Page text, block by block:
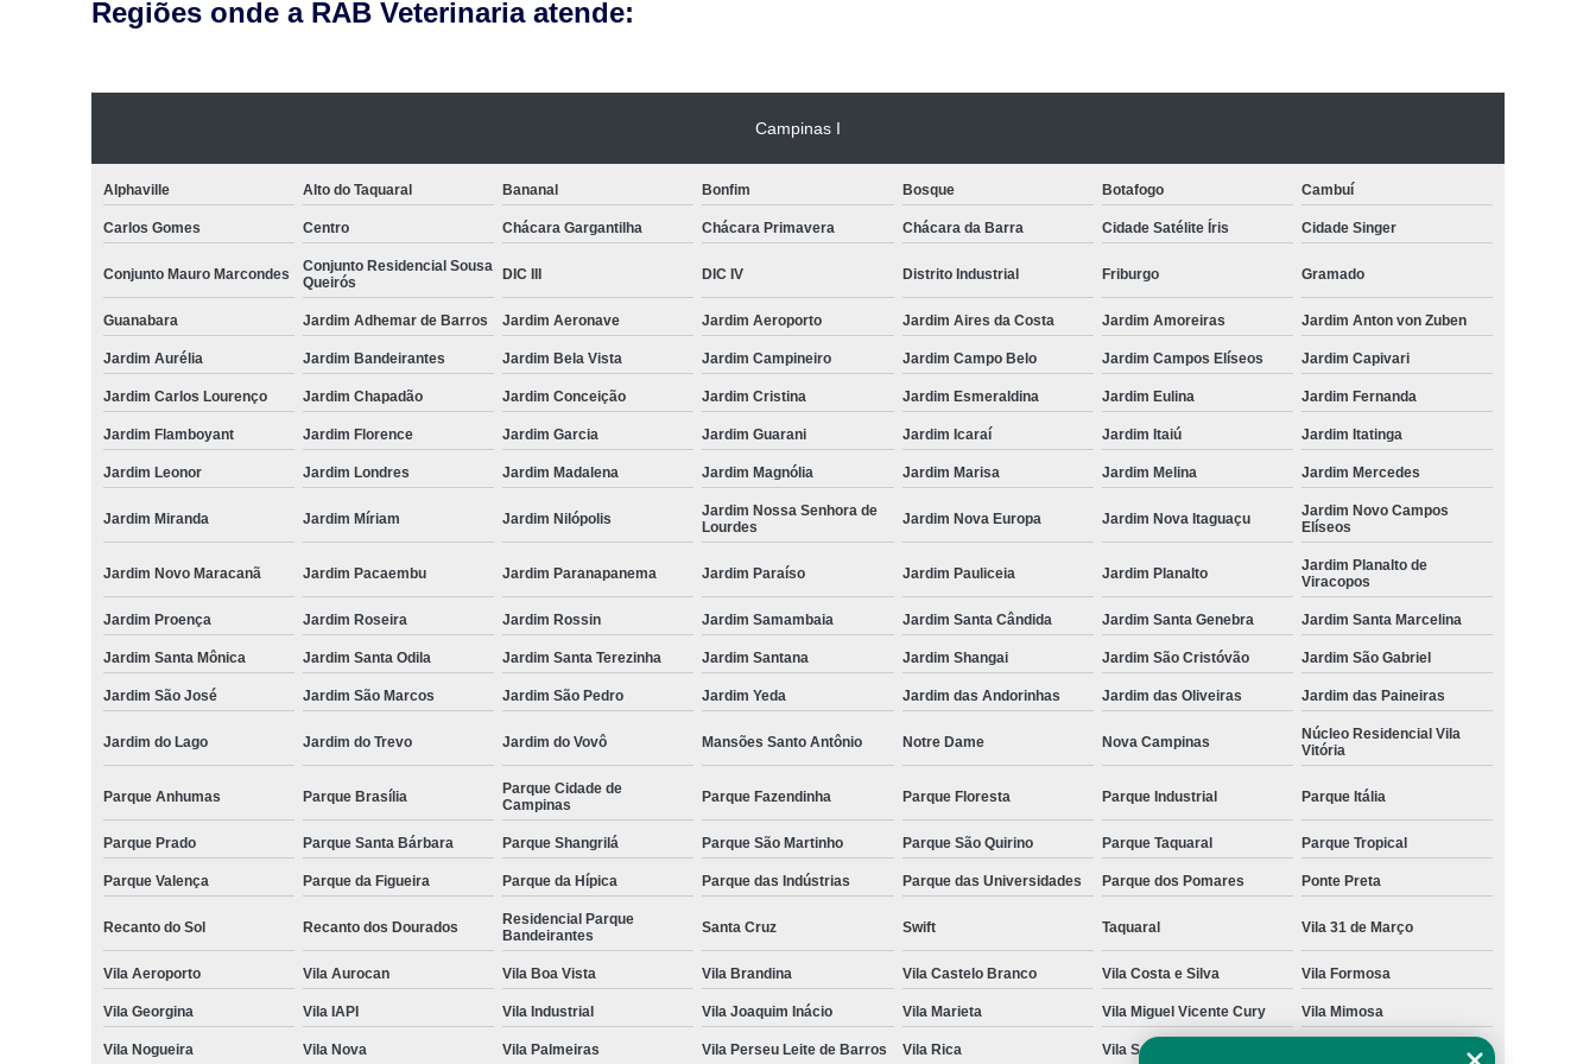
Regiões onde a RAB Veterinaria atende:
Campinas I
Alphaville Alto do Taquaral Bananal Bonfim Bosque Botafogo Cambuí
Carlos Gomes Centro Chácara Gargantilha Chácara Primavera Chácara da Barra Cidade Satélite Íris Cidade Singer
Conjunto Mauro Marcondes
Conjunto Residencial Sousa
Queirós
DIC III DIC IV Distrito Industrial Friburgo Gramado
Guanabara Jardim Adhemar de Barros Jardim Aeronave Jardim Aeroporto Jardim Aires da Costa Jardim Amoreiras Jardim Anton von Zuben
Jardim Aurélia Jardim Bandeirantes Jardim Bela Vista Jardim Campineiro Jardim Campo Belo Jardim Campos Elíseos Jardim Capivari
Jardim Carlos Lourenço Jardim Chapadão Jardim Conceição Jardim Cristina Jardim Esmeraldina Jardim Eulina Jardim Fernanda
Jardim Flamboyant Jardim Florence Jardim Garcia Jardim Guarani Jardim Icaraí Jardim Itaiú Jardim Itatinga
Jardim Leonor Jardim Londres Jardim Madalena Jardim Magnólia Jardim Marisa Jardim Melina Jardim Mercedes
Jardim Miranda Jardim Míriam Jardim Nilópolis
Jardim Nossa Senhora de
Lourdes
Jardim Nova Europa Jardim Nova Itaguaçu
Jardim Novo Campos
Elíseos
Jardim Novo Maracanã Jardim Pacaembu Jardim Paranapanema Jardim Paraíso Jardim Pauliceia Jardim Planalto
Jardim Planalto de
Viracopos
Jardim Proença Jardim Roseira Jardim Rossin Jardim Samambaia Jardim Santa Cândida Jardim Santa Genebra Jardim Santa Marcelina
Jardim Santa Mônica Jardim Santa Odila Jardim Santa Terezinha Jardim Santana Jardim Shangai Jardim São Cristóvão Jardim São Gabriel
Jardim São José Jardim São Marcos Jardim São Pedro Jardim Yeda Jardim das Andorinhas Jardim das Oliveiras Jardim das Paineiras
Jardim do Lago Jardim do Trevo Jardim do Vovô Mansões Santo Antônio Notre Dame Nova Campinas
Núcleo Residencial Vila
Vitória
Parque Anhumas Parque Brasília
Parque Cidade de
Campinas
Parque Fazendinha Parque Floresta Parque Industrial Parque Itália
Parque Prado Parque Santa Bárbara Parque Shangrilá Parque São Martinho Parque São Quirino Parque Taquaral Parque Tropical
Parque Valença Parque da Figueira Parque da Hípica Parque das Indústrias Parque das Universidades Parque dos Pomares Ponte Preta
Recanto do Sol Recanto dos Dourados
Residencial Parque
Bandeirantes
Santa Cruz Swift Taquaral Vila 31 de Março
Vila Aeroporto Vila Aurocan Vila Boa Vista Vila Brandina Vila Castelo Branco Vila Costa e Silva Vila Formosa
Vila Georgina Vila IAPI Vila Industrial Vila Joaquim Inácio Vila Marieta Vila Miguel Vicente Cury Vila Mimosa
Vila Nogueira Vila Nova Vila Palmeiras Vila Perseu Leite de Barros Vila Rica Vila San Martin